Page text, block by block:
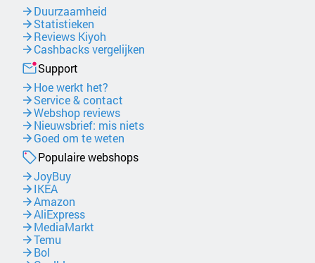
Duurzaamheid
Statistieken
Reviews Kiyoh
Cashbacks vergelijken
Support
Hoe werkt het?
Service & contact
Webshop reviews
Nieuwsbrief: mis niets
Goed om te weten
Populaire webshops
JoyBuy
IKEA
Amazon
AliExpress
MediaMarkt
Temu
Bol